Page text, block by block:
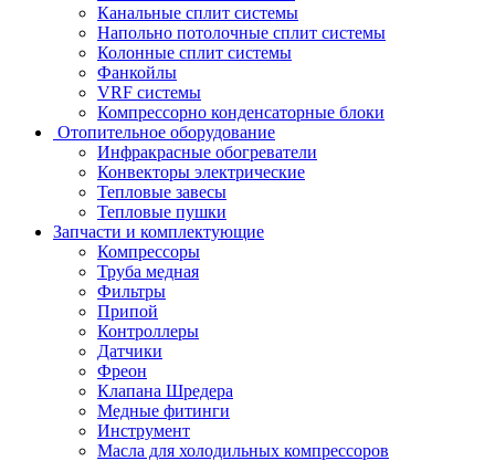
Канальные сплит системы
Напольно потолочные сплит системы
Колонные сплит системы
Фанкойлы
VRF системы
Компрессорно конденсаторные блоки
Отопительное оборудование
Инфракрасные обогреватели
Конвекторы электрические
Тепловые завесы
Тепловые пушки
Запчасти и комплектующие
Компрессоры
Труба медная
Фильтры
Припой
Контроллеры
Датчики
Фреон
Клапана Шредера
Медные фитинги
Инструмент
Масла для холодильных компрессоров